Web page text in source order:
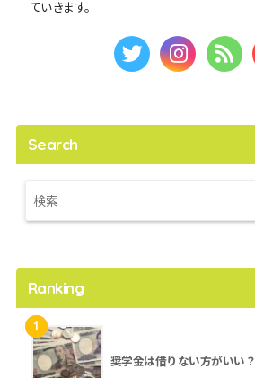
ていきます。
Search
Ranking
1
奨学金は借りない方がいい？